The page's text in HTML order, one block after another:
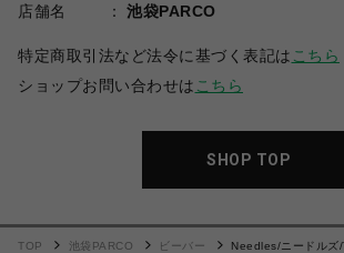
店舗名
池袋PARCO
特定商取引法など法令に基づく表記は こちら
ショップお問い合わせは こちら
SHOP TOP
TOP 池袋PARCO ビーバー
Needles/ニードルズ